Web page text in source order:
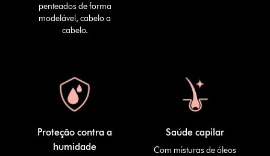
penteados de forma
modelável, cabelo a
cabelo.
Proteção contra a
humidade
Saúde capilar
Com misturas de óleos